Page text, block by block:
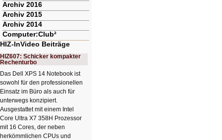
Archiv 2016
Archiv 2015
Archiv 2014
Computer:Club²
HIZ-InVideo Beiträge
HIZ607: Schicker kompakter
Rechenturbo
Das Dell XPS 14 Notebook ist
sowohl für den professionellen
Einsatz im Büro als auch für
unterwegs konzipiert.
Ausgestattet mit einem Intel
Core Ultra X7 358H Prozessor
mit 16 Cores, der neben
herkömmlichen CPUs und